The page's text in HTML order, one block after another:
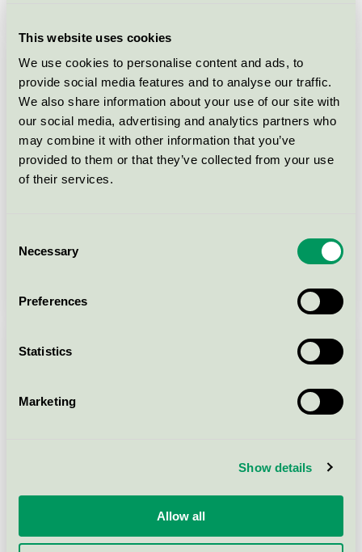
This website uses cookies
We use cookies to personalise content and ads, to
provide social media features and to analyse our traffic.
We also share information about your use of our site with
our social media, advertising and analytics partners who
may combine it with other information that you’ve
provided to them or that they’ve collected from your use
of their services.
Selection
Necessary
Preferences
Statistics
Marketing
Show details
Allow all
Hållbarhet måste vara kärnan i företaget